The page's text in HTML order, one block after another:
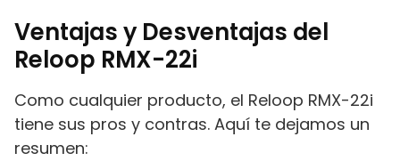
Ventajas y Desventajas del
Reloop RMX-22i
Como cualquier producto, el Reloop RMX-22i
tiene sus pros y contras. Aquí te dejamos un
resumen: